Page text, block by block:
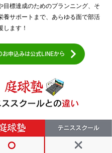
目標達成のためのプランニング、そ
養サポートまで、あらゆる面で部活
します！
お申込みは公式LINEから